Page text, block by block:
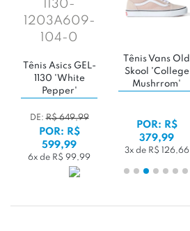
Tênis Asics GEL-
1130 'White
Pepper'
DE:R$ 649,99
POR: R$
599,99
6x de R$ 99,99
Tênis Vans Old
Skool 'College
Mushrrom'
POR: R$
379,99
3x de R$ 126,66